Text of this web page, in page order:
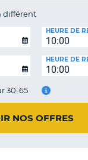
différent
10:00
HEURE DE
10:00
HEURE DE
30-65
NOS OFFRES